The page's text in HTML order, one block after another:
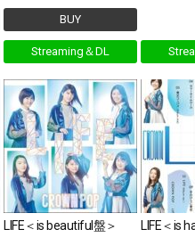
BUY
Streaming＆DL
LIFE＜is beautiful盤＞ LIFE＜is